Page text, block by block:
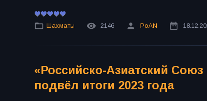
Шахматы 2146 PoAN
«Российско-Азиатский
подвёл итоги 2023 года